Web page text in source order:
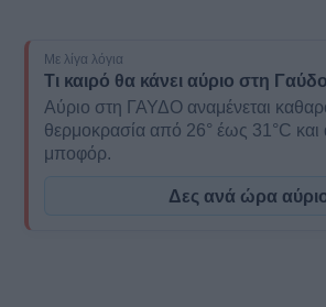
Με λίγα λόγια
Τι καιρό θα κάνει αύριο στη
Αύριο στη ΓΑΥΔΟ αναμένεται
θερμοκρασία από 26° έως 31°C
μποφόρ.
Δες ανά ώρα